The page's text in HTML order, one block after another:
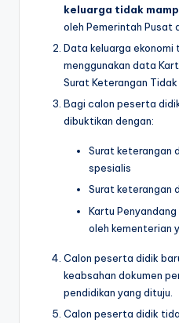
keluarga tidak
oleh Pemerintah Pusat
Data keluarga
menggunakan data
Surat Keterangan
Bagi calon peserta
dibuktikan dengan:
Surat keterangan
spesialis
Surat keterangan
Kartu
oleh kementerian
Calon peserta didik
keabsahan dokumen
pendidikan yang dituju.
Calon peserta didik